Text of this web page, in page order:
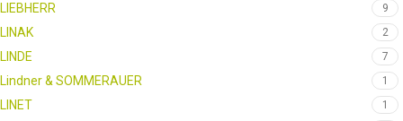
LIEBHERR 9
LINAK 2
LINDE 7
Lindner & SOMMERAUER 1
LINET 1